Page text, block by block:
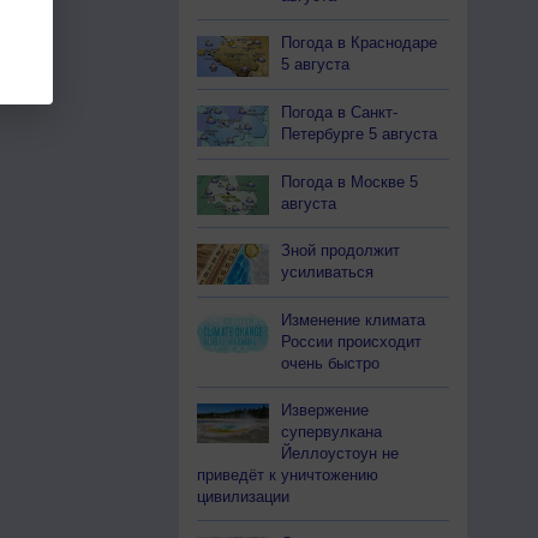
Погода в Краснодаре
5 августа
Погода в Санкт-
Петербурге 5 августа
Погода в Москве 5
августа
Зной продолжит
усиливаться
Изменение климата
России происходит
очень быстро
Извержение
супервулкана
Йеллоустоун не
приведёт к уничтожению
цивилизации